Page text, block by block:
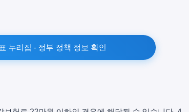
누리집 - 정부 정책 정보 확인